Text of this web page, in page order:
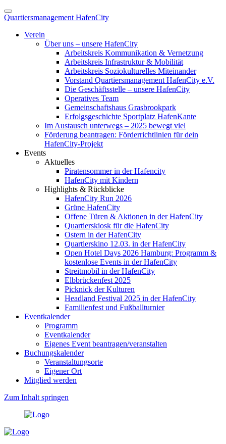
Quartiersmanagement HafenCity
Verein
Über uns – unsere HafenCity
Arbeitskreis Kommunikation & Vernetzung
Arbeitskreis Infrastruktur & Mobilität
Arbeitskreis Soziokulturelles Miteinander
Vorstand Quartiersmanagement HafenCity e.V.
Die Geschäftsstelle – unsere HafenCity
Operatives Team
Gemeinschaftshaus Grasbrookpark
Erfolgsgeschichte Sportplatz HafenKante
Im Austausch unterwegs – 2025 bewegt viel
Förderung beantragen: Förderrichtlinien für dein
HafenCity-Projekt
Events
Aktuelles
Piratensommer in der Hafencity
HafenCity mit Kindern
Highlights & Rückblicke
HafenCity Run 2026
Grüne HafenCity
Offene Türen & Aktionen in der HafenCity
Quartierskiosk für die HafenCity
Ostern in der HafenCity
Quartierskino 12.03. in der HafenCity
Open Hotel Days 2026 Hamburg: Programm &
kostenlose Events in der HafenCity
Streitmobil in der HafenCity
Elbbrückenfest 2025
Picknick der Kulturen
Headland Festival 2025 in der HafenCity
Familienfest und Fußballturnier
Eventkalender
Programm
Eventkalender
Eigenes Event beantragen/veranstalten
Buchungskalender
Veranstaltungsorte
Eigener Ort
Mitglied werden
Zum Inhalt springen